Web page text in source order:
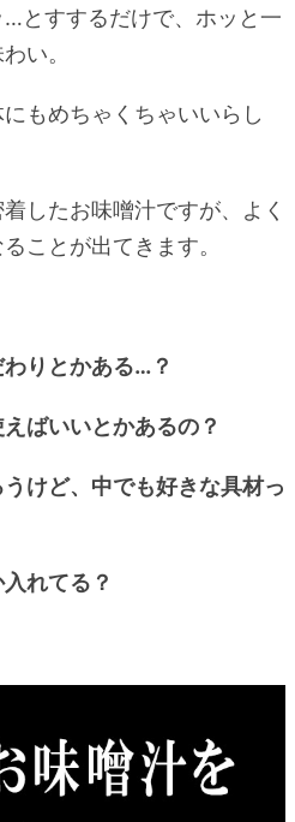
とすするだけで、ホッと一
い。
もめちゃくちゃいいらし
したお味噌汁ですが、よく
ことが出てきます。
わりとかある…？
ばいいとかあるの？
けど、中でも好きな具材っ
れてる？